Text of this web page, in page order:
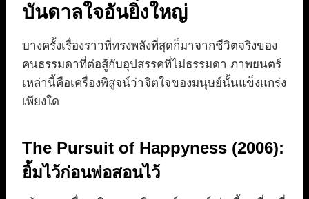
บันดาลใจอันยิ่งใหญ่
บางครั้งเรื่องราวที่ทรงพลังที่สุดก็มาจากชีวิตจริงของ
คนธรรมดาที่ต่อสู้กับอุปสรรคที่ไม่ธรรมดา ภาพยนตร์
เหล่านี้คือเครื่องพิสูจน์ว่าจิตใจของมนุษย์นั้นแข็งแกร่ง
เพียงใด
The Pursuit of Happyness (2006):
ยิ้มไว้ก่อนพ่อสอนไว้